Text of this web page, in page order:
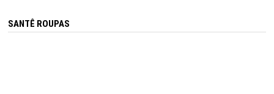
SANTÊ ROUPAS